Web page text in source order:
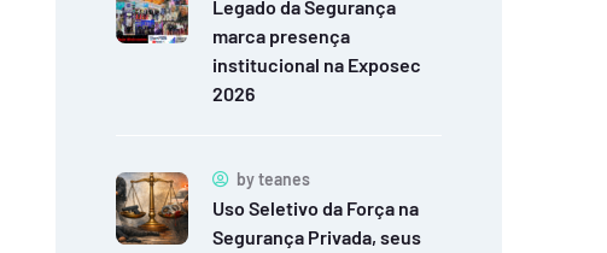
Legado da Segurança
marca presença
institucional na Exposec
2026
byteanes
Uso Seletivo da Força na
Segurança Privada, seus